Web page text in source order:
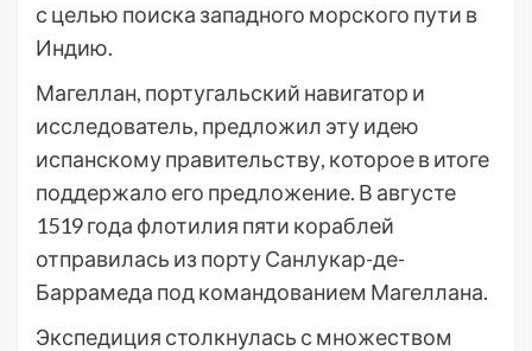
с целью поиска западного морского пути в
Индию.
Магеллан, португальский навигатор и
исследователь, предложил эту идею
испанскому правительству, которое в итоге
поддержало его предложение. В августе
1519 года флотилия пяти кораблей
отправилась из порту Санлукар-де-
Баррамеда под командованием Магеллана.
Экспедиция столкнулась с множеством